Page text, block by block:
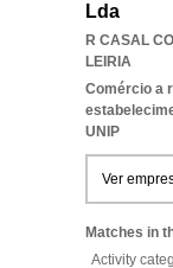
Lda
R CASAL
LEIRIA
Comércio a
UNIP
Ver
Matches in
Activity